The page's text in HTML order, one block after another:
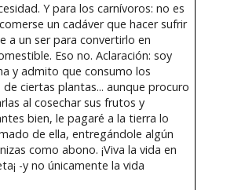
Y para los carnívoros: no es
un cadáver que hacer sufrir
a un ser para convertirlo en
Eso no. Aclaración: soy
y admito que consumo los
de ciertas plantas... aunque procuro
al cosechar sus frutos y
bien, le pagaré a la tierra lo
de ella, entregándole algún
como abono. ¡Viva la vida en
-y no únicamente la vida